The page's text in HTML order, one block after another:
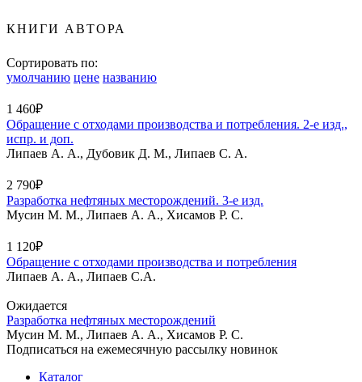
КНИГИ АВТОРА
Сортировать по:
умолчанию цене названию
1 460₽
Обращение с отходами производства и потребления. 2-е изд.,
испр. и доп.
Липаев А. А., Дубовик Д. М., Липаев С. А.
2 790₽
Разработка нефтяных месторождений. 3-е изд.
Мусин М. М., Липаев А. А., Хисамов Р. С.
1 120₽
Обращение с отходами производства и потребления
Липаев А. А., Липаев С.А.
Ожидается
Разработка нефтяных месторождений
Мусин М. М., Липаев А. А., Хисамов Р. С.
Подписаться на ежемесячную рассылку новинок
Каталог